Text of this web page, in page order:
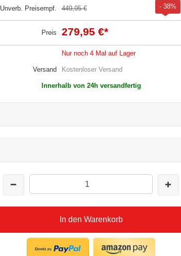
Unverb. Preisempf. 449,95 € - 38%
Preis 279,95 €*
Nur noch 4 Mal auf Lager
Versand Kostenloser Versand
Innerhalb von 24h versandfertig
In den Warenkorb